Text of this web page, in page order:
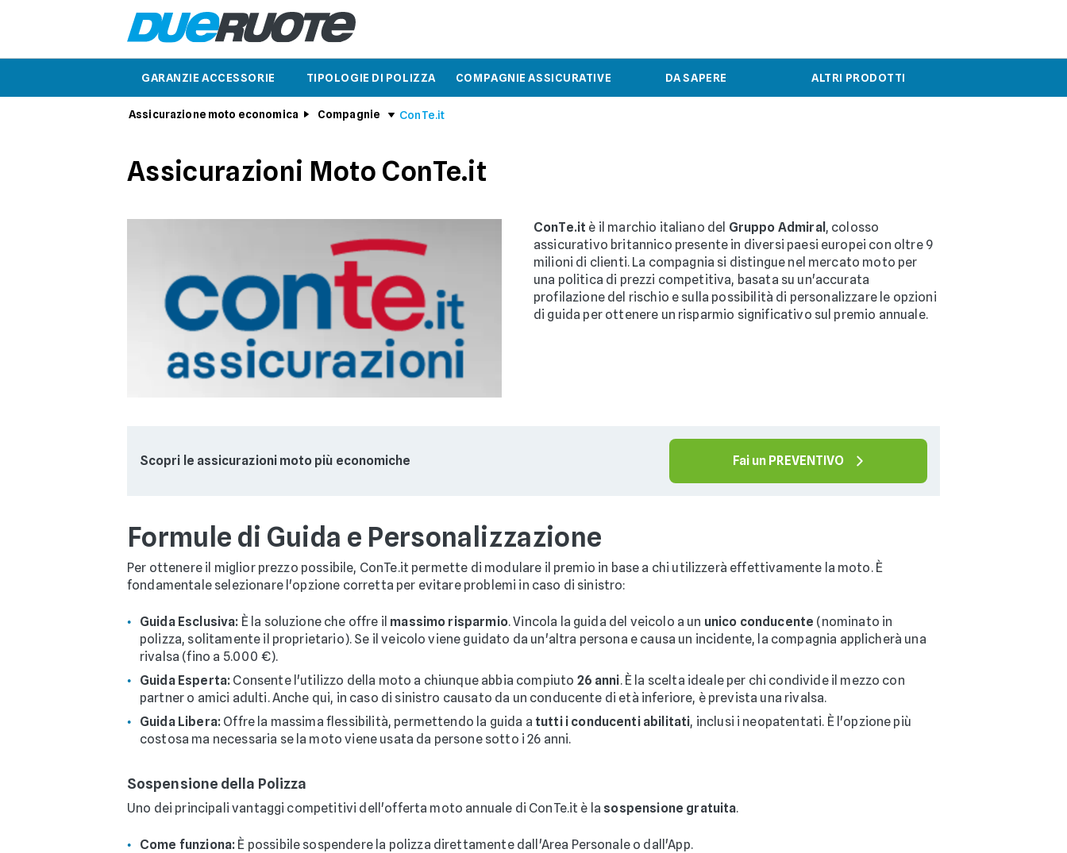
GARANZIE ACCESSORIE TIPOLOGIE DI POLIZZA COMPAGNIE ASSICURATIVE DA SAPERE ALTRI PRODOTTI
Assicurazione moto economica Compagnie ConTe.it
Assicurazioni Moto ConTe.it
ConTe.it è il marchio italiano del Gruppo Admiral , colosso
assicurativo britannico presente in diversi paesi europei con oltre 9
milioni di clienti. La compagnia si distingue nel mercato moto per
una politica di prezzi competitiva, basata su un'accurata
profilazione del rischio e sulla possibilità di personalizzare le opzioni
di guida per ottenere un risparmio significativo sul premio annuale.
Scopri le assicurazioni moto più economiche Fai un PREVENTIVO
Formule di Guida e Personalizzazione
Per ottenere il miglior prezzo possibile, ConTe.it permette di modulare il premio in base a chi utilizzerà effettivamente la moto. È
fondamentale selezionare l'opzione corretta per evitare problemi in caso di sinistro:
Guida Esclusiva: È la soluzione che offre il massimo risparmio. Vincola la guida del veicolo a un unico conducente (nominato in
polizza, solitamente il proprietario). Se il veicolo viene guidato da un'altra persona e causa un incidente, la compagnia applicherà una
rivalsa (fino a 5.000 €).
Guida Esperta: Consente l'utilizzo della moto a chiunque abbia compiuto 26 anni. È la scelta ideale per chi condivide il mezzo con
partner o amici adulti. Anche qui, in caso di sinistro causato da un conducente di età inferiore, è prevista una rivalsa.
Guida Libera: Offre la massima flessibilità, permettendo la guida a tutti i conducenti abilitati, inclusi i neopatentati. È l'opzione più
costosa ma necessaria se la moto viene usata da persone sotto i 26 anni.
Sospensione della Polizza
Uno dei principali vantaggi competitivi dell'offerta moto annuale di ConTe.it è la sospensione gratuita.
Come funziona: È possibile sospendere la polizza direttamente dall'Area Personale o dall'App.